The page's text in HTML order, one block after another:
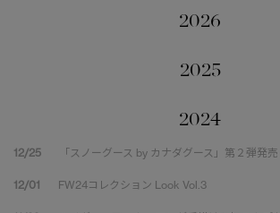
2026
2025
2024
12/25 「スノーグース by カナダグース」第２弾発売
12/01 FW24コレクション Look Vol.3